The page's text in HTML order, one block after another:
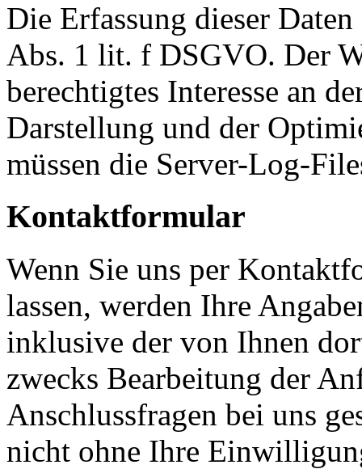
Die Erfassung dieser
Abs. 1 lit. f DSGVO. Der
berechtigtes Interesse an
Darstellung und der
müssen die Server-Log-
Kontaktformular
Wenn Sie uns per
lassen, werden Ihre
inklusive der von Ihnen
zwecks Bearbeitung der
Anschlussfragen bei uns
nicht ohne Ihre